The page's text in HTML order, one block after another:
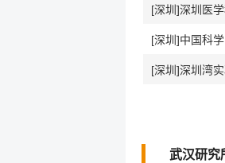
[深圳]深圳医
[深圳]深圳湾
武汉研究